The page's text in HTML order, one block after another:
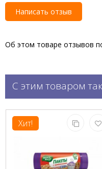
Написать отзыв
Об этом товаре отзывов
С этим товаром
Хит!